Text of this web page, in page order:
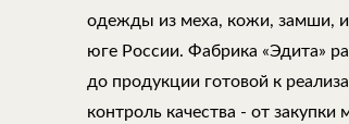
одежды из меха, кожи, замши, и
юге России. Фабрика «Эдита»
до продукции готовой к
контроль качества - от закупки